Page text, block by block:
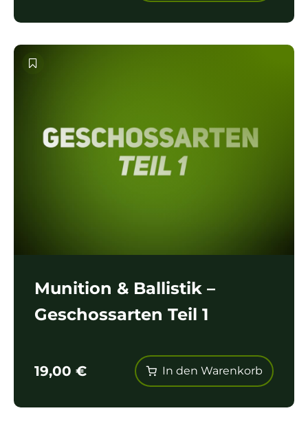
Munition & Ballistik –
Geschossarten Teil 1
19,00 € In den Warenkorb